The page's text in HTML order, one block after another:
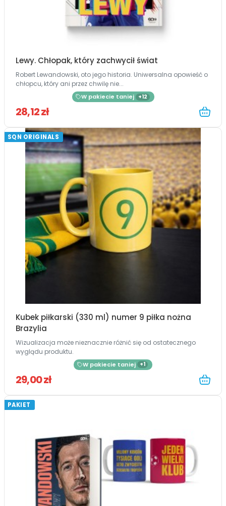
Lewy. Chłopak, który zachwycił świat
Robert Lewandowski, oto jego historia. Uniwersalna opowieść o
chłopcu, który ani przez chwilę nie...
W pakiecie taniej +12
28,12 zł
SQN ORIGINALS
Kubek piłkarski (330 ml) numer 9 piłka nożna
Brazylia
Wizualizacja może nieznacznie różnić się od ostatecznego
wyglądu produktu.
W pakiecie taniej +1
29,00 zł
PAKIET